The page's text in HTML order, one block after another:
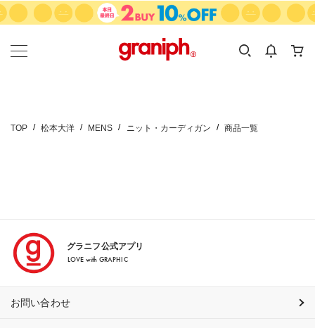
カテゴリーから探す
KIDS
カテゴリ
サイズ
TOP 松本大洋 MENS ニット・カーディガン 商品一覧
グラニフ公式アプリ
LOVE with GRAPHIC
お問い合わせ